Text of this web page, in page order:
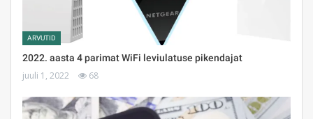
ARVUTID
2022. aasta 4 parimat WiFi leviulatuse pikendajat
juuli 1, 2022 68